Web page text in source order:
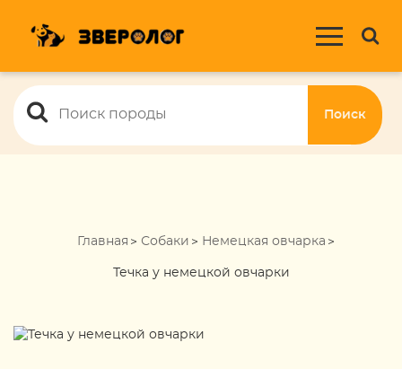
Поиск
Главная Собаки Немецкая овчарка
Течка у немецкой овчарки